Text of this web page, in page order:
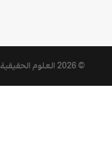
© 2026 العلوم الحقيقية